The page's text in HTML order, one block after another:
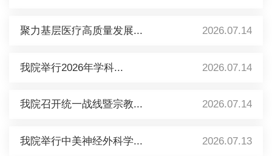
聚力基层医疗高质量发展... 2026.07.14
我院举行2026年学科... 2026.07.14
我院召开统一战线暨宗教... 2026.07.14
我院举行中美神经外科学... 2026.07.13